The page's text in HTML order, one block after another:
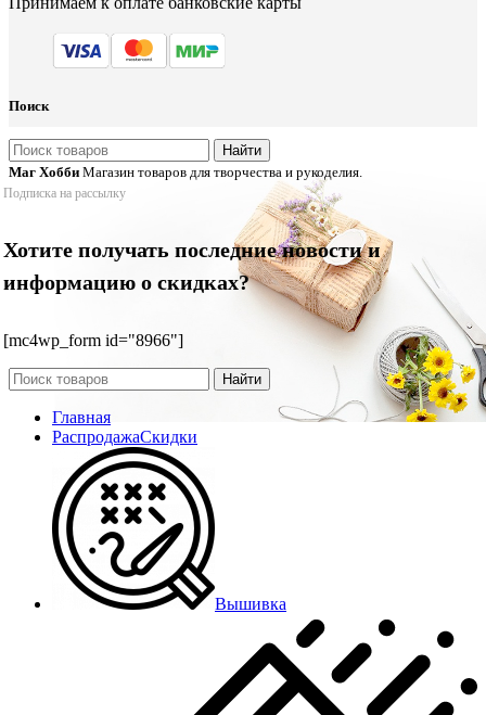
Поиск
Найти
Маг Хобби Магазин товаров для творчества и рукоделия.
Подписка на рассылку
Хотите получать последние новости и
информацию о скидках?
[mc4wp_form id="8966"]
Найти
Главная
РаспродажаСкидки
Вышивка